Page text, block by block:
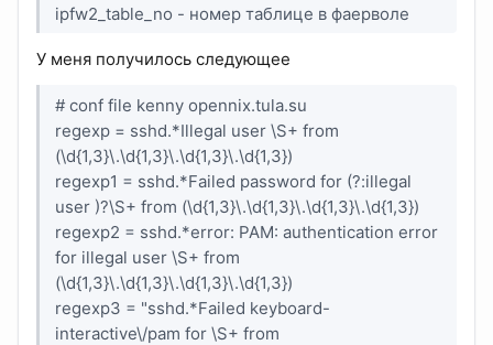
ipfw2_table_no - номер таблице в фаерволе
У меня получилось следующее
# conf file kenny opennix.tula.su
regexp = sshd.*Illegal user \S+ from
(\d{1,3}\.\d{1,3}\.\d{1,3}\.\d{1,3})
regexp1 = sshd.*Failed password for (?:illegal
user )?\S+ from (\d{1,3}\.\d{1,3}\.\d{1,3}\.\d{1,3})
regexp2 = sshd.*error: PAM: authentication error
for illegal user \S+ from
(\d{1,3}\.\d{1,3}\.\d{1,3}\.\d{1,3})
regexp3 = "sshd.*Failed keyboard-
interactive\/pam for \S+ from